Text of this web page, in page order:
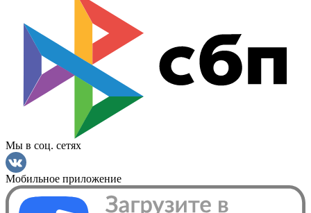
Мы в соц. сетях
Мобильное приложение